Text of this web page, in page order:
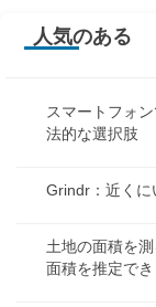
人気のある
スマートフォ
法的な選択肢
Grindr：近くに
土地の面積を
面積を推定でき